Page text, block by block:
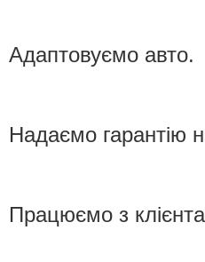
Адаптовуємо авто.
Надаємо гарантію
Працюємо з